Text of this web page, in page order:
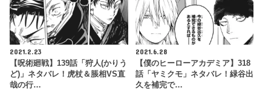
2021.2.23
【呪術廻戦】139話「狩人(かりう
ど)」ネタバレ！虎杖＆脹相VS直
哉の行…
2021.6.28
【僕のヒーローアカデミア】318
話「ヤミクモ」ネタバレ！緑谷出
久を補完で…